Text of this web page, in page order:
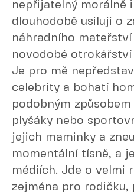
nepřijatelný morálně
dlouhodobě usiluji o
náhradního mateřství
novodobé
Je pro mě
celebrity a bohatí
podobným
plyšáky nebo
jejich maminky a
momentální tísně, a
médiích. Jde o velmi
zejména pro rodičku,